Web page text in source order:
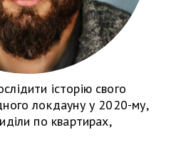
історію свого
локдауну у 2020-му,
по квартирах,